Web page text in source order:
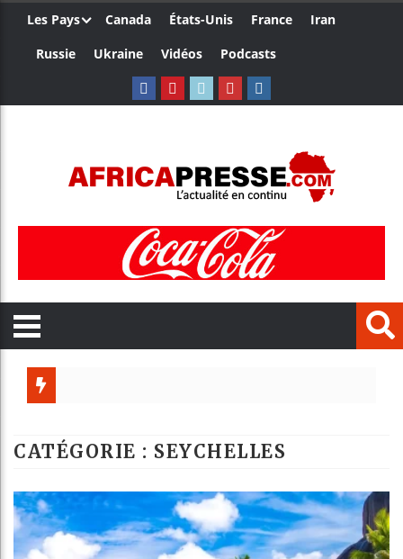
Les Pays Canada États-Unis France
Iran
Russie
Ukraine Vidéos Podcasts
Réforme
Bénin :
CATÉGORIE : SEYCHELLES